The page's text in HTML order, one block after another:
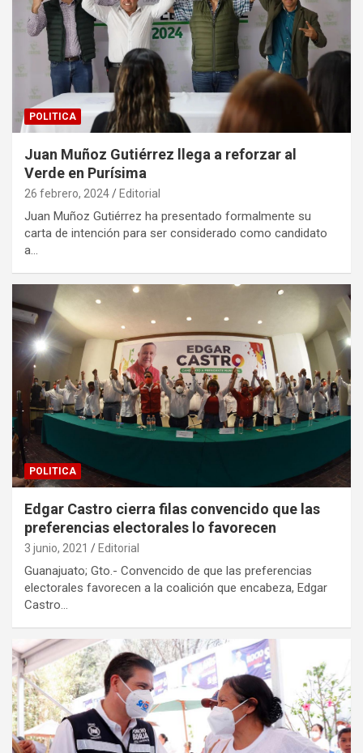
POLITICA
Juan Muñoz Gutiérrez llega a reforzar al
Verde en Purísima
26 febrero, 2024 Editorial
Juan Muñoz Gutiérrez ha presentado formalmente su
carta de intención para ser considerado como candidato
a…
POLITICA
Edgar Castro cierra filas convencido que las
preferencias electorales lo favorecen
3 junio, 2021 Editorial
Guanajuato; Gto.- Convencido de que las preferencias
electorales favorecen a la coalición que encabeza, Edgar
Castro…